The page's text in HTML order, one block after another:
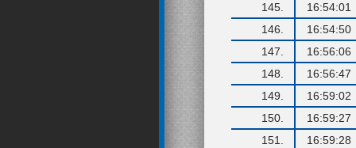
145.
16:54:01
146.
16:54:50
147.
16:56:06
148.
16:56:47
149.
16:59:02
150.
16:59:27
151.
16:59:28